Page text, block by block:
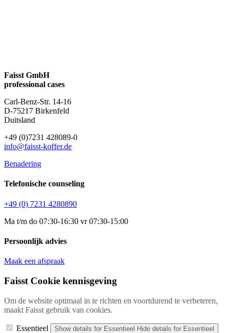
Faisst GmbH
professional cases
Carl-Benz-Str. 14-16
D-75217 Birkenfeld
Duitsland
+49 (0)7231 428089-0
info@faisst-koffer.de
Benadering
Telefonische counseling
+49 (0) 7231 4280890
Ma t/m do 07:30-16:30 vr 07:30-15:00
Persoonlijk advies
Maak een afspraak
Faisst Cookie kennisgeving
Om de website optimaal in te richten en voortdurend te verbeteren,
maakt Faisst gebruik van cookies.
Essentieel Show details for Essentieel Hide details for Essentieel